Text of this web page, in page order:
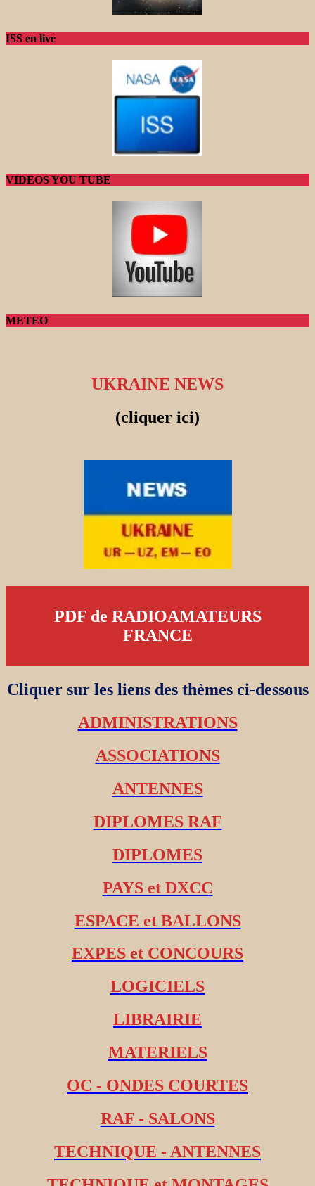
ISS en live
VIDEOS YOU TUBE
METEO
UKRAINE NEWS
(cliquer ici)
PDF de RADIOAMATEURS
FRANCE
Cliquer sur les liens des thèmes ci-dessous
ADMINISTRATIONS
ASSOCIATIONS
ANTENNES
DIPLOMES RAF
DIPLOMES
PAYS et DXCC
ESPACE et BALLONS
EXPES et CONCOURS
LOGICIELS
LIBRAIRIE
MATERIELS
OC - ONDES COURTES
RAF - SALONS
TECHNIQUE - ANTENNES